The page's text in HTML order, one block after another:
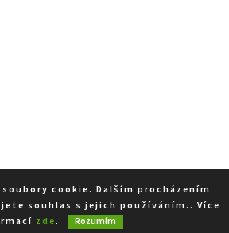
cookie. Dalším procházením
souhlas s jejich používáním.. Více
zde. Rozumím